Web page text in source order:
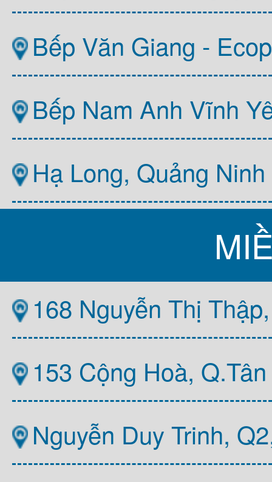
Bếp Văn Giang -
Bếp Nam Anh Vĩnh
Hạ Long, Quảng Ninh
168 Nguyễn Thị
153 Cộng Hoà,
Nguyễn Duy Trinh,